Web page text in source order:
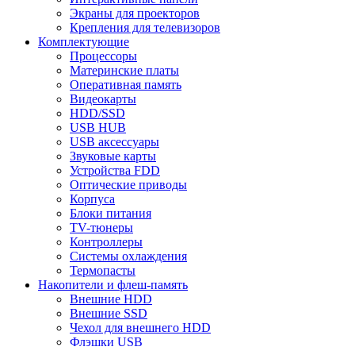
Экраны для проекторов
Крепления для телевизоров
Комплектующие
Процессоры
Материнские платы
Оперативная память
Видеокарты
HDD/SSD
USB HUB
USB аксессуары
Звуковые карты
Устройства FDD
Оптические приводы
Корпуса
Блоки питания
TV-тюнеры
Контроллеры
Системы охлаждения
Термопасты
Накопители и флеш-память
Внешние HDD
Внешние SSD
Чехол для внешнего HDD
Флэшки USB